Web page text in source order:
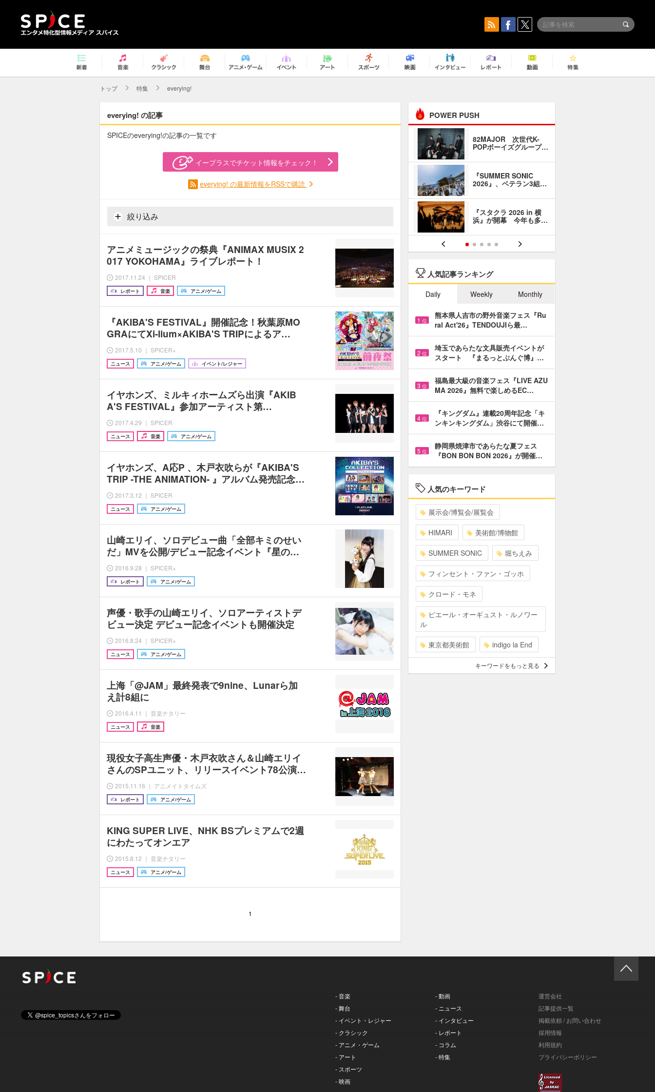
トップ 特集 everying!
everying! の記事
SPICEのeverying!の記事の一覧です
イープラスでチケット情報をチェック！
everying! の最新情報をRSSで購読
絞り込み
アニメミュージックの祭典『ANIMAX MUSIX 2
017 YOKOHAMA』ライブレポート！
2017.11.24 ｜ SPICER
レポート 音楽 アニメ/ゲーム
『AKIBA'S FESTIVAL』開催記念！秋葉原MO
GRAにてXi-lium×AKIBA'S TRIPによるア…
2017.5.10 ｜ SPICER+
ニュース アニメ/ゲーム イベント/レジャー
イヤホンズ、ミルキィホームズら出演『AKIB
A'S FESTIVAL』参加アーティスト第…
2017.4.29 ｜ SPICER
ニュース 音楽 アニメ/ゲーム
イヤホンズ、A応P 、木戸衣吹らが『AKIBA'S
TRIP -THE ANIMATION- 』アルバム発売記念…
2017.3.12 ｜ SPICER
ニュース アニメ/ゲーム
山崎エリイ、ソロデビュー曲「全部キミのせい
だ」MVを公開/デビュー記念イベント『星の…
2016.9.28 ｜ SPICER+
レポート アニメ/ゲーム
声優・歌手の山崎エリイ、ソロアーティストデ
ビュー決定 デビュー記念イベントも開催決定
2016.8.24 ｜ SPICER+
ニュース アニメ/ゲーム
上海「@JAM」最終発表で9nine、Lunarら加
え計8組に
2016.4.11 ｜ 音楽ナタリー
ニュース 音楽
現役女子高生声優・木戸衣吹さん＆山崎エリイ
さんのSPユニット、リリースイベント78公演…
2015.11.16 ｜ アニメイトタイムズ
レポート アニメ/ゲーム
KING SUPER LIVE、NHK BSプレミアムで2週
にわたってオンエア
2015.8.12 ｜ 音楽ナタリー
ニュース アニメ/ゲーム
1
POWER PUSH
82MAJOR 次世代K-
POPボーイズグループ…
『SUMMER SONIC
2026』、ベテラン3組…
『スタクラ 2026 in 横
浜』が開幕 今年も多…
人気記事ランキング
Daily Weekly Monthly
1 位
熊本県人吉市の野外音楽フェス『Ru
ral Act'26』TENDOUJIら最…
2 位
埼玉であらたな文具販売イベントが
スタート 『まるっとぶんぐ博』…
3 位
福島最大級の音楽フェス『LIVE AZU
MA 2026』無料で楽しめるEC…
4 位
『キングダム』連載20周年記念「キ
ンキンキングダム」渋谷にて開催…
5 位
静岡県焼津市であらたな夏フェス
『BON BON BON 2026』が開催…
人気のキーワード
展示会/博覧会/展覧会
HIMARI 美術館/博物館
SUMMER SONIC 堀ちえみ
フィンセント・ファン・ゴッホ
クロード・モネ
ピエール・オーギュスト・ルノワー
ル
東京都美術館 indigo la End
キーワードをもっと見る
- 音楽
- 舞台
- イベント・レジャー
- クラシック
- アニメ・ゲーム
- アート
- スポーツ
- 映画
- 動画
- ニュース
- インタビュー
- レポート
- コラム
- 特集
運営会社
記事提供一覧
掲載依頼 / お問い合わせ
採用情報
利用規約
プライバシーポリシー